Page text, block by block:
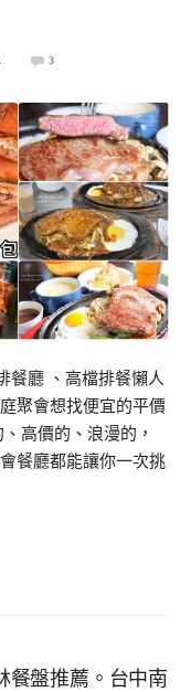
3
餐廳 、高檔排餐懶人
聚會想找便宜的平價
高價的、浪漫的，
餐廳都能讓你一次挑
餐盤推薦。台中南